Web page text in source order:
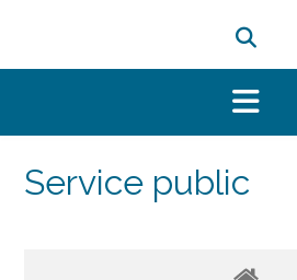
Service public